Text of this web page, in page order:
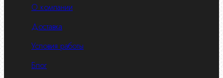
О компании
Доставка
Условия работы
Блог